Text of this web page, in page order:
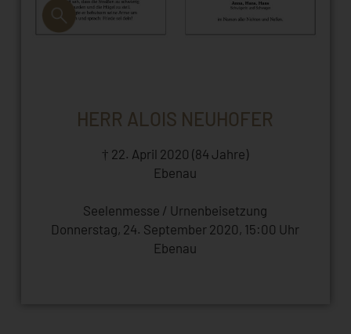
HERR ALOIS NEUHOFER
† 22. April 2020 (84 Jahre)
Ebenau
Seelenmesse / Urnenbeisetzung
Donnerstag, 24. September 2020, 15:00 Uhr
Ebenau